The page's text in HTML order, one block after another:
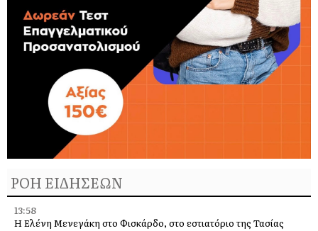
ΡΟΗ ΕΙΔΗΣΕΩΝ
13:58
Η Ελένη Μενεγάκη στο Φισκάρδο, στο εστιατόριο της Τασίας